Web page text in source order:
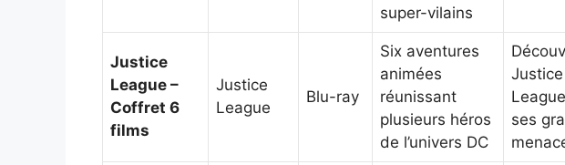
super-vilains
Justice
League –
Coffret 6
films
Justice
League
Blu-ray
Six aventures
animées
réunissant
plusieurs héros
de l’univers DC
Justice
ses